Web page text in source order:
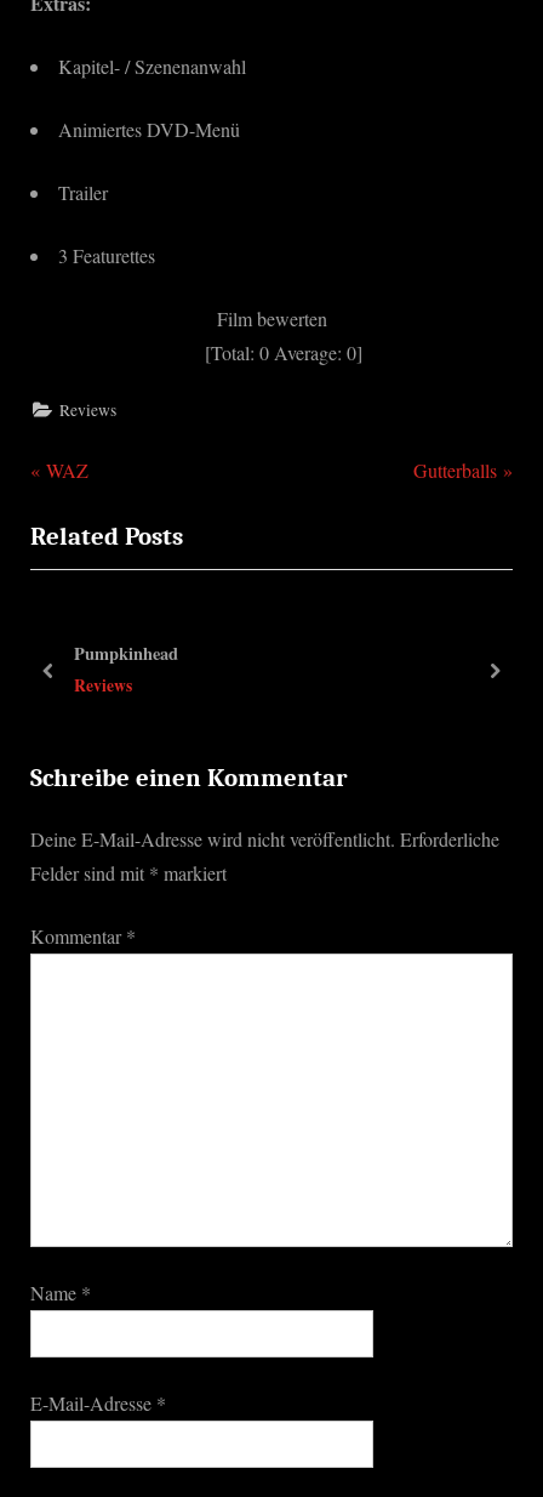
Kapitel- / Szenenanwahl
Animiertes DVD-Menü
Trailer
3 Featurettes
Film bewerten
[Total: 0 Average: 0]
Reviews
Beitragsnavigation
P
e
v
u
o
t
:
WAZ
N
t
Gutterballs
Related Posts
Pumpkinhead
Reviews
prev next
Schreibe einen Kommentar
Deine E-Mail-Adresse wird nicht veröffentlicht. Erforderliche
Felder sind mit * markiert
Kommentar*
Name *
E-Mail-Adresse *